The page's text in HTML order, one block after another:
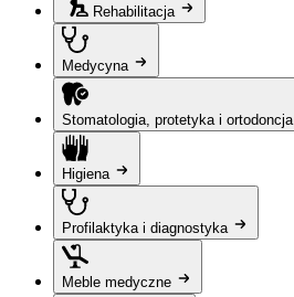
Rehabilitacja
Medycyna
Stomatologia, protetyka i ortodoncja
Higiena
Profilaktyka i diagnostyka
Meble medyczne